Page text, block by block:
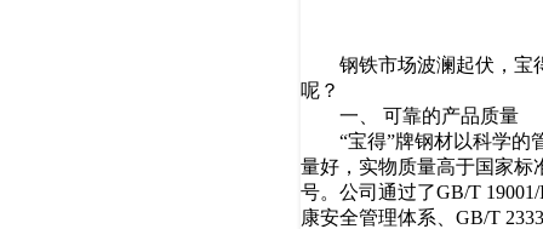
钢铁市场波澜起伏，宝得
呢？
一、 可靠的产品质量
“宝得”牌钢材以科学的管
量好，实物质量高于国家标
号。公司通过了GB/T
康安全管理体系、GB/T